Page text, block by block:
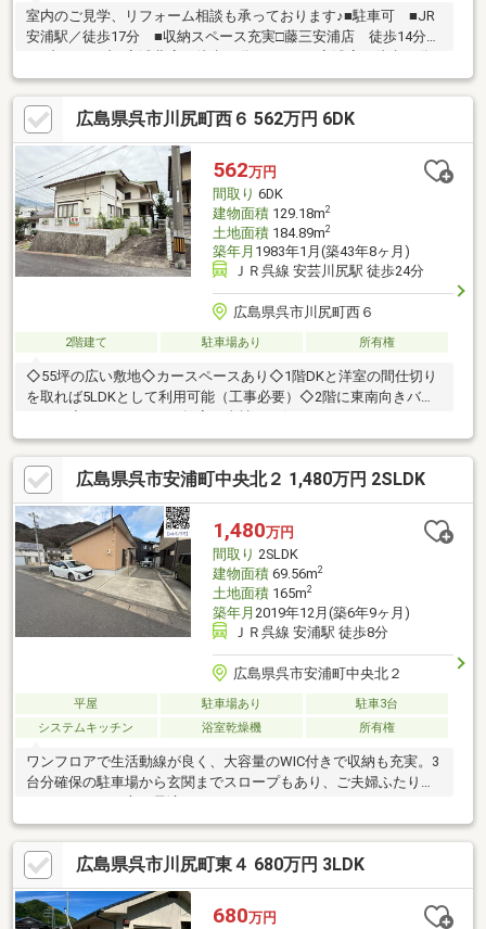
室内のご見学、リフォーム相談も承っております♪■駐車可 ■JR
安浦駅／徒歩17分 ■収納スペース充実□藤三安浦店 徒歩14分□
セブンイレブン安浦北店 徒歩15分□コスモス安浦店 徒歩17分□
安浦中学校 徒歩15分□安浦小学校 徒歩14分□安浦中央保育所
徒歩13分お問い合わせはこちら↓↓---*---*---*---*---*---*---*---*---*---
(株)オオサワ創研 TEL：0120-05-8490営業時間：10:00～18:00／
定休日：水曜日
広島県呉市川尻町西６ 562万円 6DK
562万円
間取り 6DK
建物面積129.18m2
土地面積184.89m2
築年月 1983年1月(築43年8ヶ月)
ＪＲ呉線 安芸川尻駅 徒歩24分
広島県呉市川尻町西６
2階建て 駐車場あり 所有権
◇55坪の広い敷地◇カースペースあり◇1階DKと洋室の間仕切り
を取れば5LDKとして利用可能（工事必要）◇2階に東南向きバル
朝 日 住 宅 □*■*□*■●おかげさまで創業６０年を迎えまし
た。引続き『安心・安全』のお取次ぎをさせて頂きます。●弊社
の営業スタッフは全員『宅地建物取引士』を保持しており不動
産・住宅ローンなど、お気軽にご相談ください。 なお、弊社で
はしつこい営業活動は行っておりません。
広島県呉市安浦町中央北２ 1,480万円 2SLDK
1,480万円
間取り 2SLDK
建物面積69.56m2
土地面積165m2
築年月 2019年12月(築6年9ヶ月)
ＪＲ呉線 安浦駅 徒歩8分
広島県呉市安浦町中央北２
平屋 駐車場あり
駐車3台
システムキッチン
浴室乾燥機 所有権
ワンフロアで生活動線が良く、大容量のWIC付きで収納も充実。3
台分確保の駐車場から玄関までスロープもあり、ご夫婦ふたり暮
らしやシニアの方に最適です。
広島県呉市川尻町東４ 680万円 3LDK
680万円